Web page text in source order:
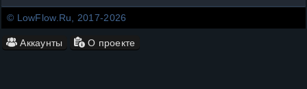
© LowFlow.Ru, 2017-2026
Аккаунты О проекте